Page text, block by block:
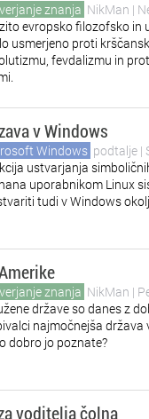
znanja NikMan |
evropsko filozofsko in
usmerjeno proti
fevdalizmu in
v Windows
Windows podtalje |
ustvarjanja
uporabnikom Linux
tudi v Windows
znanja NikMan |
države so danes z
najmočnejša država
dobro jo poznate?
voditelja čolna